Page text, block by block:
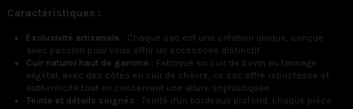
Caractéristiques :
Exclusivité artisanale : Chaque sac est une création unique, conçue
avec passion pour vous offrir un accessoire distinctif.
Cuir naturel haut de gamme : Fabriqué en cuir de bovin au tannage
végétal, avec des côtés en cuir de chèvre, ce sac offre robustesse et
authenticité tout en conservant une allure sophistiquée.
Teinte et détails soignés : Teinté d'un bordeaux profond, chaque pièce